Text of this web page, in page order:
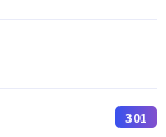
301